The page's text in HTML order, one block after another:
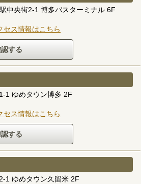
中央街2-1 博多バスターミナル 6F
セス情報はこちら
1 ゆめタウン博多 2F
セス情報はこちら
1 ゆめタウン久留米 2F